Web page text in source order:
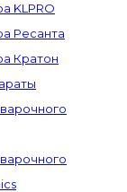
KLPRO
Ресанта
Кратон